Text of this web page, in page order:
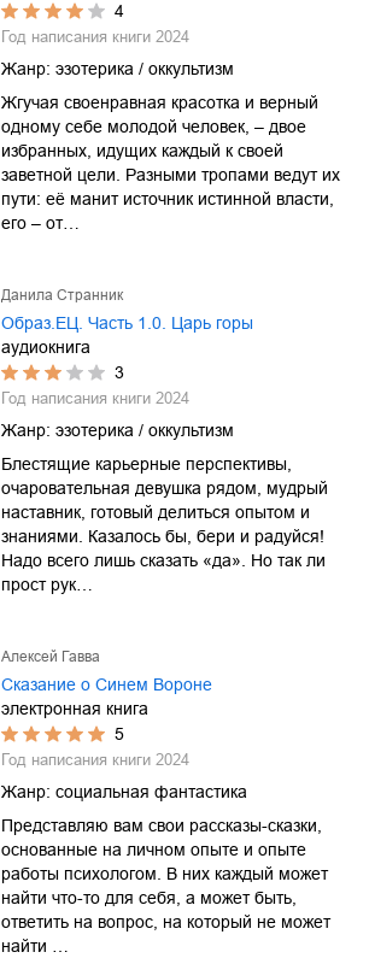
4
Год написания книги 2024
Жанр: эзотерика / оккультизм
Жгучая своенравная красотка и верный
одному себе молодой человек, – двое
избранных, идущих каждый к своей
заветной цели. Разными тропами ведут их
пути: её манит источник истинной власти,
его – от…
Данила Странник
Образ.ЕЦ. Часть 1.0. Царь горы
аудиокнига
3
Год написания книги 2024
Жанр: эзотерика / оккультизм
Блестящие карьерные перспективы,
очаровательная девушка рядом, мудрый
наставник, готовый делиться опытом и
знаниями. Казалось бы, бери и радуйся!
Надо всего лишь сказать «да». Но так ли
прост рук…
Алексей Гавва
Сказание о Синем Вороне
электронная книга
5
Год написания книги 2024
Жанр: социальная фантастика
Представляю вам свои рассказы-сказки,
основанные на личном опыте и опыте
работы психологом. В них каждый может
найти что-то для себя, а может быть,
ответить на вопрос, на который не может
найти …